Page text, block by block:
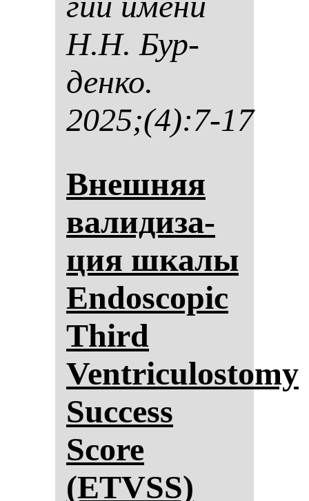
Н.Н. Бур­
ден­ко.
2025;(4):7-17
Внеш­няя
ва­ли­ди­за­
ция шка­лы
Endo­scopic
Third
Ventriculostomy
Success
Score
(ETVSS)